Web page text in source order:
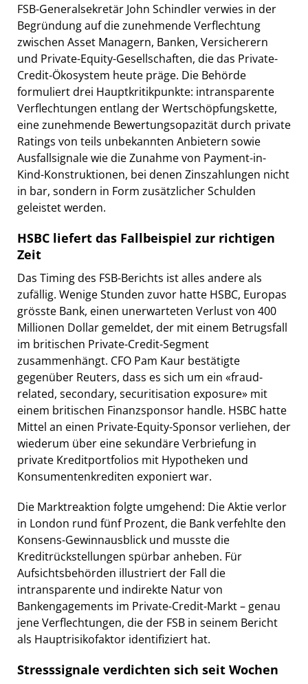
FSB-Generalsekretär John Schindler verwies in der
Begründung auf die zunehmende Verflechtung
zwischen Asset Managern, Banken, Versicherern
und Private-Equity-Gesellschaften, die das Private-
Credit-Ökosystem heute präge. Die Behörde
formuliert drei Hauptkritikpunkte: intransparente
Verflechtungen entlang der Wertschöpfungskette,
eine zunehmende Bewertungsopazität durch private
Ratings von teils unbekannten Anbietern sowie
Ausfallsignale wie die Zunahme von Payment-in-
Kind-Konstruktionen, bei denen Zinszahlungen nicht
in bar, sondern in Form zusätzlicher Schulden
geleistet werden.
HSBC liefert das Fallbeispiel zur richtigen
Zeit
Das Timing des FSB-Berichts ist alles andere als
zufällig. Wenige Stunden zuvor hatte HSBC, Europas
grösste Bank, einen unerwarteten Verlust von 400
Millionen Dollar gemeldet, der mit einem Betrugsfall
im britischen Private-Credit-Segment
zusammenhängt. CFO Pam Kaur bestätigte
gegenüber Reuters, dass es sich um ein «fraud-
related, secondary, securitisation exposure» mit
einem britischen Finanzsponsor handle. HSBC hatte
Mittel an einen Private-Equity-Sponsor verliehen, der
wiederum über eine sekundäre Verbriefung in
private Kreditportfolios mit Hypotheken und
Konsumentenkrediten exponiert war.
Die Marktreaktion folgte umgehend: Die Aktie verlor
in London rund fünf Prozent, die Bank verfehlte den
Konsens-Gewinnausblick und musste die
Kreditrückstellungen spürbar anheben. Für
Aufsichtsbehörden illustriert der Fall die
intransparente und indirekte Natur von
Bankengagements im Private-Credit-Markt – genau
jene Verflechtungen, die der FSB in seinem Bericht
als Hauptrisikofaktor identifiziert hat.
Stresssignale verdichten sich seit Wochen